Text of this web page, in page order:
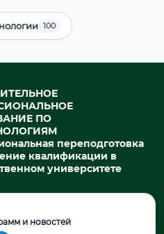
100
ПО
переподготовка
квалификации в
университете
портала активная ссылка
и новостей